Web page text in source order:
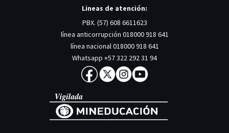
Lineas de atención:
PBX. (57) 608 6611623
línea anticorrupción 018000 918 641
línea nacional 018000 918 641
Whatsapp +57 322 292 31 94